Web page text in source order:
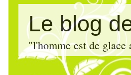
Le blog
"l'homme est de glace